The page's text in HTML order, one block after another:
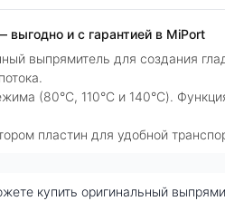
и с гарантией в MiPort
выпрямитель для создания
(80°C, 110°C и 140°C).
пластин для удобной